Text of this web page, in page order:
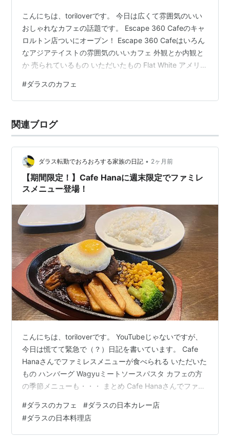
こんにちは、toriloverです。 今日は広くて雰囲気のいい
おしゃれなカフェの話題です。 Escape 360 Cafeのキャ
ロルトン店ついにオープン！ Escape 360 Cafeはいろん
なアジアテイストの雰囲気のいいカフェ 外観とか内観と
か 売られているもの いただいたもの Flat White アメリカ
レパンケーキ まとめ Escape 360 Cafeのキャロルトン店
ついにオープン！ Mckinneyに日本ではやった見た目もか
ごろオープンしたのかははっきりわかりませんが2021
年…
#ダラスのカフェ
関連ブログ
ダラス転勤でおろおろする家族の日記 • 2ヶ月前
【期間限定！】Cafe Hanaに週末限定でファミレ
スメニュー登場！
こんにちは、toriloverです。 YouTubeじゃないですが、
今日は慌てて緊急で（？）日記を書いています。 Cafe
Hanaさんでファミレスメニューが食べられる いただいた
もの ハンバーグ Wagyuミートソースパスタ カフェの方
の季節メニューも・・・ まとめ Cafe Hanaさんでファミ
Instagramを見ていましたら、Cafe Hanaさんが夏の間
（8月16日まで）、お隣の寿司屋さんEdoko okamakase
にてちょっとファンシーなファミレスメニューを提供す
#ダラスのカフェ #ダラスの日本カレー店
#ダラスの日本料理店